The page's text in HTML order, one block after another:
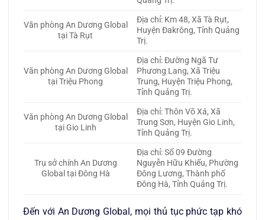
Văn phòng An Dương Global
tại Tà Rụt
Địa chỉ: Km 48, Xã Tà Rụt,
Huyện Đakrông, Tỉnh Quảng
Trị.
Văn phòng An Dương Global
tại Triệu Phong
Địa chỉ: Đường Ngã Tư
Phương Lang, Xã Triệu
Trung, Huyện Triệu Phong,
Tỉnh Quảng Trị.
Văn phòng An Dương Global
tại Gio Linh
Địa chỉ: Thôn Võ Xá, Xã
Trung Sơn, Huyện Gio Linh,
Tỉnh Quảng Trị.
Trụ sở chính An Dương
Global tại Đông Hà
Địa chỉ: Số 09 Đường
Nguyễn Hữu Khiếu, Phường
Đông Lương, Thành phố
Đông Hà, Tỉnh Quảng Trị.
Đến với An Dương Global, mọi thủ tục phức tạp khó